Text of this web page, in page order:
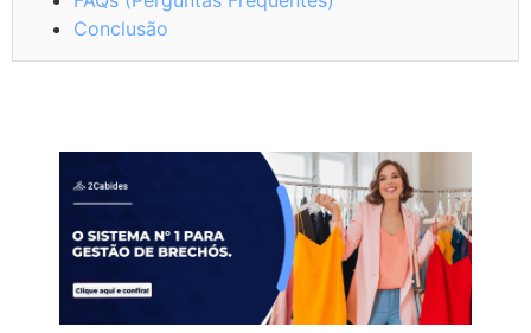
Conclusão